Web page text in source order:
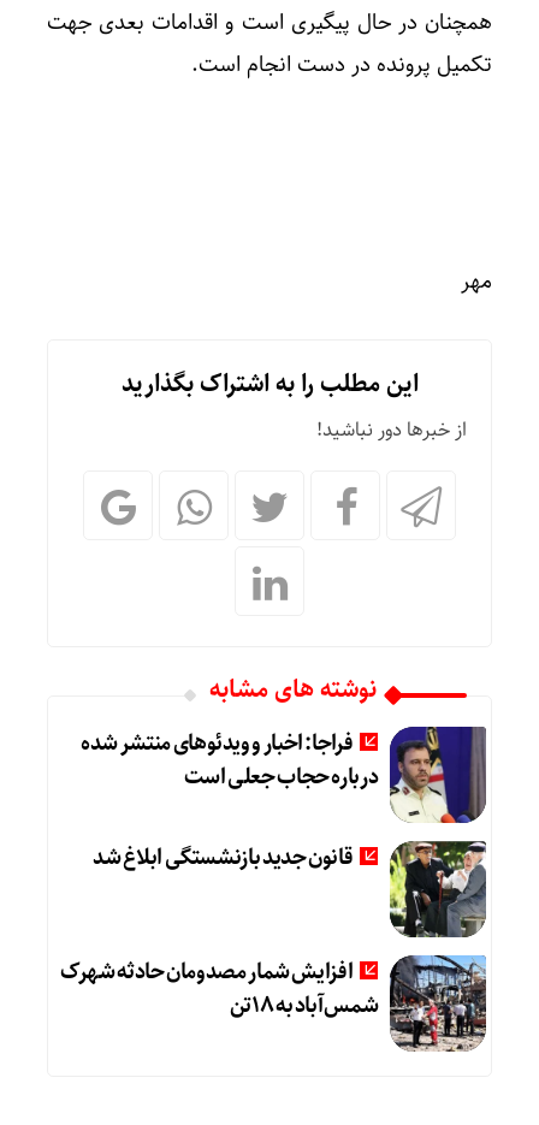
همچنان در حال پیگیری است و اقدامات بعدی جهت
تکمیل پرونده در دست انجام است.
مهر
این مطلب را به اشتراک بگذارید
از خبرها دور نباشید!
نوشته های مشابه
فراجا: اخبار و ویدئوهای منتشر شده
درباره حجاب جعلی است
قانون جدید بازنشستگی ابلاغ شد
افزایش شمار مصدومان حادثه شهرک
شمس‌آباد به ۱۸تن